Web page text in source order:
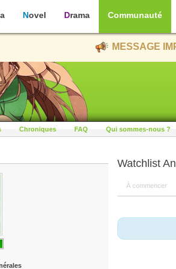
Novel Drama Communauté
MESSAGE
Chroniques FAQ Qui sommes-nous ?
Watchlist
À commencer